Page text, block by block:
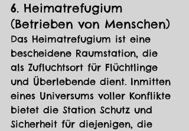
6. Heimatrefugium
(Betrieben von Menschen)
Das Heimatrefugium ist eine
bescheidene Raumstation, die
als Zufluchtsort für Flüchtlinge
und Überlebende dient. Inmitten
eines Universums voller Konflikte
bietet die Station Schutz und
Sicherheit für diejenigen, die